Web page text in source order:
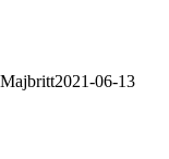
Majbritt2021-06-13